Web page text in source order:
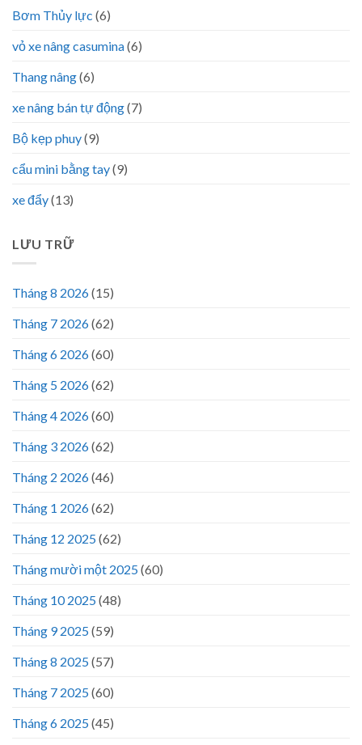
Bơm Thủy lực (6)
vỏ xe nâng casumina(6)
Thang nâng(6)
xe nâng bán tự động(7)
Bộ kẹp phuy(9)
cẩu mini bằng tay(9)
xe đẩy(13)
LƯU TRỮ
Tháng 8 2026(15)
Tháng 7 2026(62)
Tháng 6 2026(60)
Tháng 5 2026(62)
Tháng 4 2026(60)
Tháng 3 2026(62)
Tháng 2 2026(46)
Tháng 1 2026(62)
Tháng 12 2025(62)
Tháng mười một 2025(60)
Tháng 10 2025(48)
Tháng 9 2025(59)
Tháng 8 2025(57)
Tháng 7 2025(60)
Tháng 6 2025(45)